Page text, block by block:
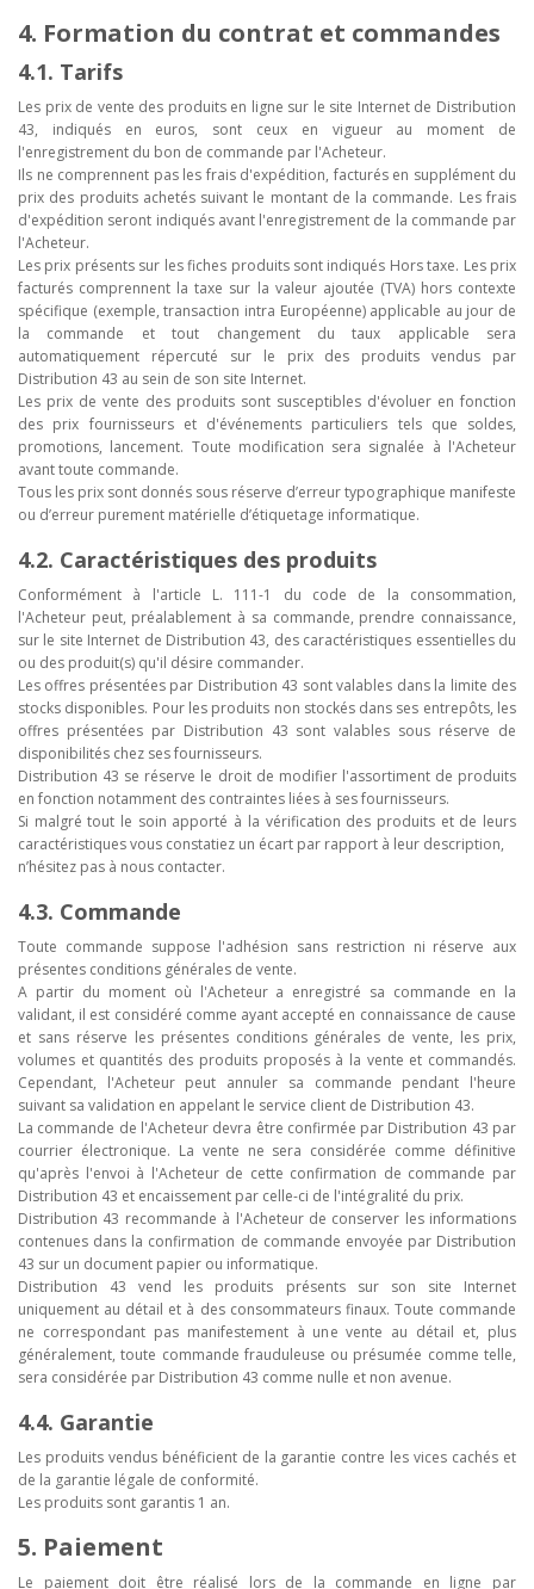
4. Formation du contrat et commandes
4.1. Tarifs
Les prix de vente des produits en ligne sur le site Internet de Distribution
43, indiqués en euros, sont ceux en vigueur au moment de
l'enregistrement du bon de commande par l'Acheteur.
Ils ne comprennent pas les frais d'expédition, facturés en supplément du
prix des produits achetés suivant le montant de la commande. Les frais
d'expédition seront indiqués avant l'enregistrement de la commande par
l'Acheteur.
Les prix présents sur les fiches produits sont indiqués Hors taxe. Les prix
facturés comprennent la taxe sur la valeur ajoutée (TVA) hors contexte
spécifique (exemple, transaction intra Européenne) applicable au jour de
la commande et tout changement du taux applicable sera
automatiquement répercuté sur le prix des produits vendus par
Distribution 43 au sein de son site Internet.
Les prix de vente des produits sont susceptibles d'évoluer en fonction
des prix fournisseurs et d'événements particuliers tels que soldes,
promotions, lancement. Toute modification sera signalée à l'Acheteur
avant toute commande.
Tous les prix sont donnés sous réserve d’erreur typographique manifeste
ou d’erreur purement matérielle d’étiquetage informatique.
4.2. Caractéristiques des produits
Conformément à l'article L. 111-1 du code de la consommation,
l'Acheteur peut, préalablement à sa commande, prendre connaissance,
sur le site Internet de Distribution 43, des caractéristiques essentielles du
ou des produit(s) qu'il désire commander.
Les offres présentées par Distribution 43 sont valables dans la limite des
stocks disponibles. Pour les produits non stockés dans ses entrepôts, les
offres présentées par Distribution 43 sont valables sous réserve de
disponibilités chez ses fournisseurs.
Distribution 43 se réserve le droit de modifier l'assortiment de produits
en fonction notamment des contraintes liées à ses fournisseurs.
Si malgré tout le soin apporté à la vérification des produits et de leurs
caractéristiques vous constatiez un écart par rapport à leur description,
n’hésitez pas à nous contacter.
4.3. Commande
Toute commande suppose l'adhésion sans restriction ni réserve aux
présentes conditions générales de vente.
A partir du moment où l'Acheteur a enregistré sa commande en la
validant, il est considéré comme ayant accepté en connaissance de cause
et sans réserve les présentes conditions générales de vente, les prix,
volumes et quantités des produits proposés à la vente et commandés.
Cependant, l'Acheteur peut annuler sa commande pendant l'heure
suivant sa validation en appelant le service client de Distribution 43.
La commande de l'Acheteur devra être confirmée par Distribution 43 par
courrier électronique. La vente ne sera considérée comme définitive
qu'après l'envoi à l'Acheteur de cette confirmation de commande par
Distribution 43 et encaissement par celle-ci de l'intégralité du prix.
Distribution 43 recommande à l'Acheteur de conserver les informations
contenues dans la confirmation de commande envoyée par Distribution
43 sur un document papier ou informatique.
Distribution 43 vend les produits présents sur son site Internet
uniquement au détail et à des consommateurs finaux. Toute commande
ne correspondant pas manifestement à une vente au détail et, plus
généralement, toute commande frauduleuse ou présumée comme telle,
sera considérée par Distribution 43 comme nulle et non avenue.
4.4. Garantie
Les produits vendus bénéficient de la garantie contre les vices cachés et
de la garantie légale de conformité.
Les produits sont garantis 1 an.
5. Paiement
Le paiement doit être réalisé lors de la commande en ligne par